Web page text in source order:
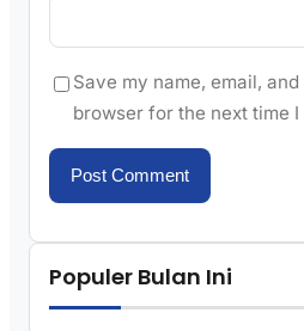
Save my name, email,
browser for the next time I
Populer Bulan Ini